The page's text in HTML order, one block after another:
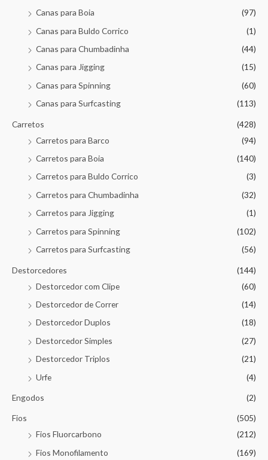
Canas para Boia
(97)
Canas para Buldo Corrico
(1)
Canas para Chumbadinha
(44)
Canas para Jigging
(15)
Canas para Spinning
(60)
Canas para Surfcasting
(113)
Carretos
(428)
Carretos para Barco
(94)
Carretos para Boia
(140)
Carretos para Buldo Corrico
(3)
Carretos para Chumbadinha
(32)
Carretos para Jigging
(1)
Carretos para Spinning
(102)
Carretos para Surfcasting
(56)
Destorcedores
(144)
Destorcedor com Clipe
(60)
Destorcedor de Correr
(14)
Destorcedor Duplos
(18)
Destorcedor Simples
(27)
Destorcedor Triplos
(21)
Urfe
(4)
Engodos (2)
Fios
(505)
Fios Fluorcarbono
(212)
Fios Monofilamento
(169)